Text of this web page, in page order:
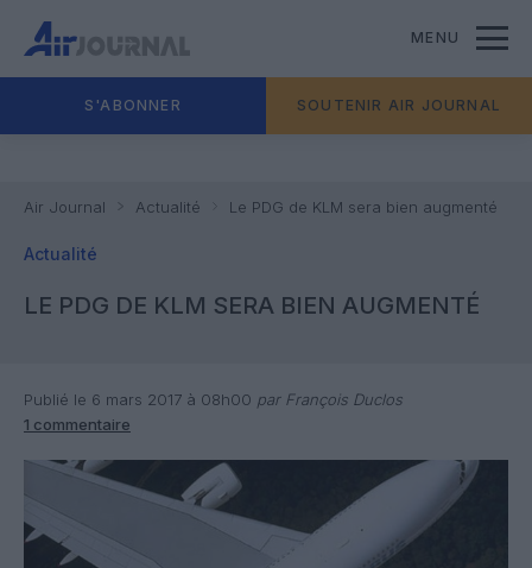
MENU
S'ABONNER SOUTENIR AIR JOURNAL
Air Journal Actualité Le PDG de KLM sera bien augmenté
Actualité
LE PDG DE KLM SERA BIEN AUGMENTÉ
Publié le 6 mars 2017 à 08h00 par François Duclos
1 commentaire